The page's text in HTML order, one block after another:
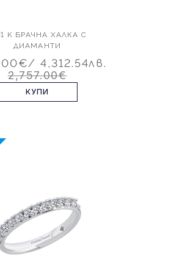
K БРАЧНА ХАЛКА С
ДИАМАНТИ
/ 4,312.54лв.
2,757.00€
КУПИ